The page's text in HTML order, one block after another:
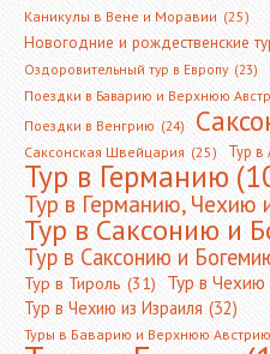
Каникулы в Вене и Моравии (25)
Новогодние и рождественские
Оздоровительный тур в Европу (23)
Поездки в Баварию и Верхнюю
Поездки в Венгрию (24)
Саксонская Швейцария (25) Тур в
Тур в Германию
Тур в Германию, Чехию
Тур в Саксонию и
Тур в Саксонию и
Тур в Тироль (31) Тур в Чехию
Тур в Чехию из Израиля (32)
Туры в Баварию и Верхнюю Австрию